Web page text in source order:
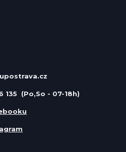
135 (Po,So - 07-18h)